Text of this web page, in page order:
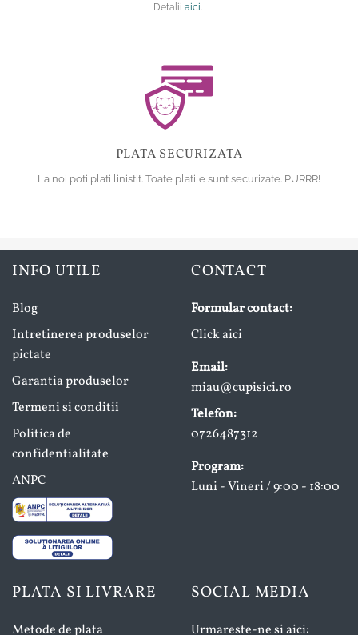
Detalii aici.
PLATA SECURIZATA
La noi poti plati linistit. Toate platile sunt securizate. PURRR!
INFO UTILE
Blog
Intretinerea produselor
pictate
Garantia produselor
Termeni si conditii
Politica de
confidentialitate
ANPC
CONTACT
Formular contact:
Click aici
Email:
miau@cupisici.ro
Telefon:
0726487312
Program:
Luni - Vineri / 9:00 - 18:00
PLATA SI LIVRARE
Metode de plata
SOCIAL MEDIA
Urmareste-ne si aici: